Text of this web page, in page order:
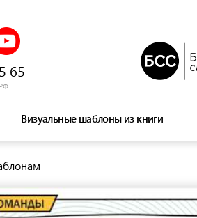
65
Визуальные шаблоны из книги